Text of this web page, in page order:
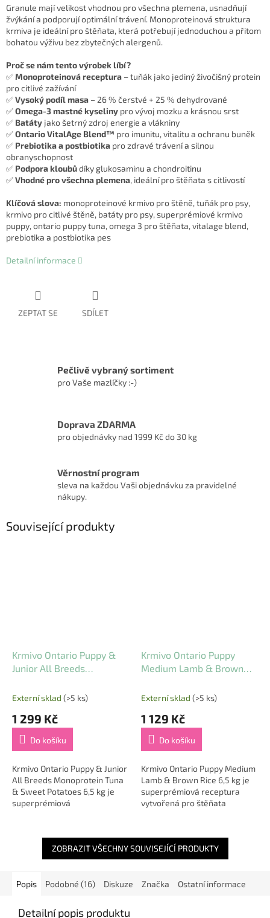
Granule mají velikost vhodnou pro všechna plemena, usnadňují
žvýkání a podporují optimální trávení. Monoproteinová struktura
krmiva je ideální pro štěňata, která potřebují jednoduchou a přitom
bohatou výživu bez zbytečných alergenů.
Proč se nám tento výrobek líbí?
✅Monoproteinová receptura – tuňák jako jediný živočišný protein
pro citlivé zažívání
✅Vysoký podíl masa – 26 % čerstvé + 25 % dehydrované
✅Omega-3 mastné kyseliny pro vývoj mozku a krásnou srst
✅ Batáty jako šetrný zdroj energie a vlákniny
✅Ontario VitalAge Blend™ pro imunitu, vitalitu a ochranu buněk
✅ Prebiotika a postbiotika pro zdravé trávení a silnou
obranyschopnost
✅ Podpora kloubůdíky glukosaminu a chondroitinu
✅Vhodné pro všechna plemena, ideální pro štěňata s citlivostí
Klíčová slova: monoproteinové krmivo pro štěně, tuňák pro psy,
krmivo pro citlivé štěně, batáty pro psy, superprémiové krmivo
puppy, ontario puppy tuna, omega 3 pro štěňata, vitalage blend,
prebiotika a postbiotika pes
Detailní informace
ZEPTAT SE SDÍLET
Pečlivě vybraný sortiment
pro Vaše mazlíčky :-)
Doprava ZDARMA
pro objednávky nad 1999 Kč do 30 kg
Věrnostní program
sleva na každou Vaši objednávku za pravidelné
nákupy.
Související produkty
Krmivo Ontario Puppy &
Junior All Breeds
Sweet Potatoes 6,5kg
Externí sklad (>5 ks)
1 299 Kč
Do košíku
Krmivo Ontario Puppy & Junior
All Breeds Monoprotein Tuna
& Sweet Potatoes 6,5 kg je
superprémiová
plemen, která...
Krmivo Ontario Puppy
Medium Lamb & Brown
Externí sklad (>5 ks)
1 129 Kč
Do košíku
Krmivo Ontario Puppy Medium
Lamb & Brown Rice 6,5 kg je
superprémiová receptura
vytvořená pro štěňata
citlivému trávení...
ZOBRAZIT VŠECHNY SOUVISEJÍCÍ PRODUKTY
Popis Podobné (16) Diskuze Značka Ostatní informace
Detailní popis produktu